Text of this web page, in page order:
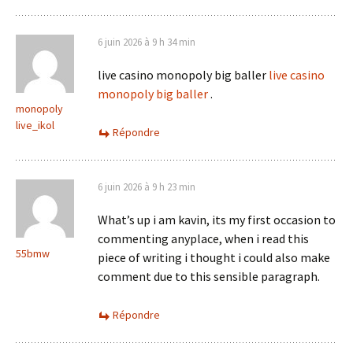
monopoly
live_ikol
6 juin 2026 à 9 h 34 min
live casino monopoly big baller live casino
monopoly big baller.
Répondre
55bmw
6 juin 2026 à 9 h 23 min
What’s up i am kavin, its my first occasion to
commenting anyplace, when i read this
piece of writing i thought i could also make
comment due to this sensible paragraph.
Répondre